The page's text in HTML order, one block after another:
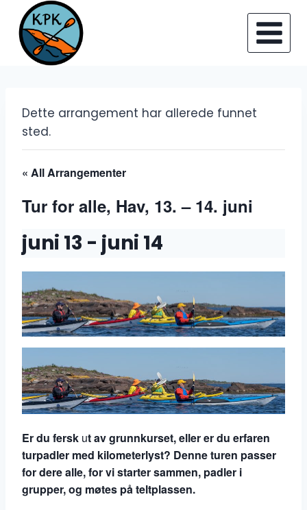
content
Dette arrangement har allerede funnet
sted.
« All Arrangementer
Tur for alle, Hav, 13. – 14. juni
juni 13 - juni 14
Er du fersk ut av grunnkurset, eller er du erfaren
turpadler med kilometerlyst? Denne turen passer
for dere alle, for vi starter sammen, padler i
grupper, og møtes på teltplassen.